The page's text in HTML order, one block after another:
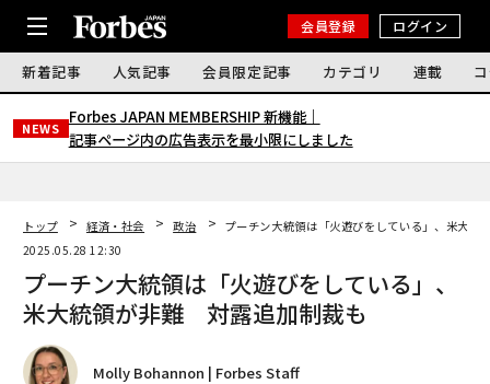
会員登録 ログイン
新着記事 人気記事 会員限定記事 カテゴリ 連載
NEWS
Forbes JAPAN MEMBERSHIP 新機能｜
記事ページ内の広告表示を最小限にしました
トップ 経済・社会 政治
プーチン大統領は「火遊びをしている」、米大
2025.05.28 12:30
プーチン大統領は「火遊びをしている」、
米大統領が非難 対露追加制裁も
Molly Bohannon | Forbes Staff